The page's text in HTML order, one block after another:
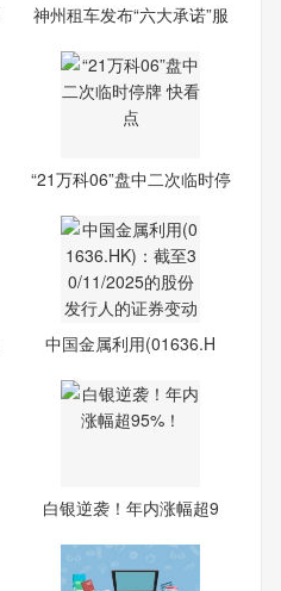
神州租车发布“六大承诺”服
“21万科06”盘中二次临时停
中国金属利用(01636.H
白银逆袭！年内涨幅超9